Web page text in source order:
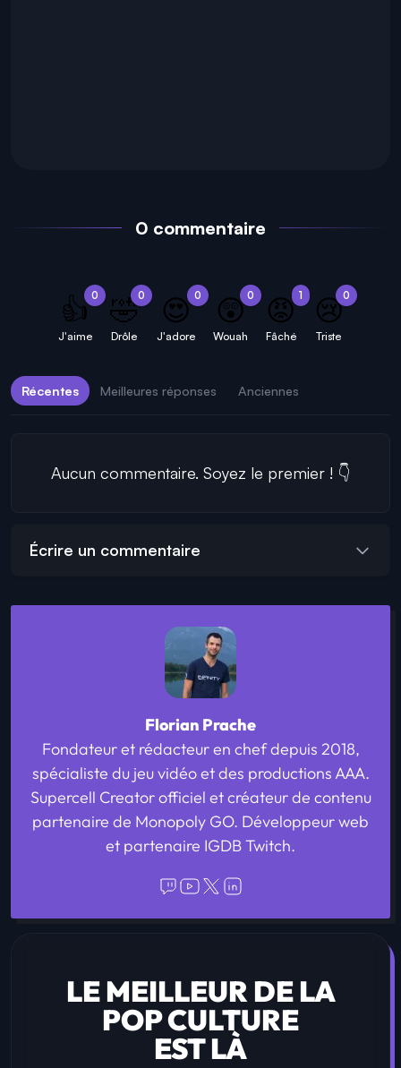
0 commentaire
0
👍
J'aime
0
🤣
Drôle
0
😍
J'adore
0
😲
Wouah
1
😡
Fâché
0
😢
Triste
Récentes Meilleures réponses Anciennes
Aucun commentaire. Soyez le premier ! 👇
Écrire un commentaire
Florian Prache
Fondateur et rédacteur en chef depuis 2018,
spécialiste du jeu vidéo et des productions AAA.
Supercell Creator officiel et créateur de contenu
partenaire de Monopoly GO. Développeur web
et partenaire IGDB Twitch.
LE MEILLEUR DE LA
POP CULTURE
EST LÀ